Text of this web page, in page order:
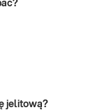
jelitową?